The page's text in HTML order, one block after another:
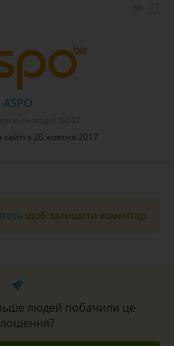
ASPO
сайті з 20 жовтня 2017
щоб залишити коментар.
людей побачили це